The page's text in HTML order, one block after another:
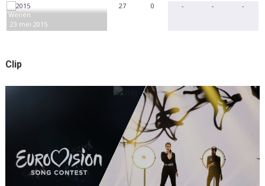
Wenen
23 mei 2015
27 0 - - -
Clip